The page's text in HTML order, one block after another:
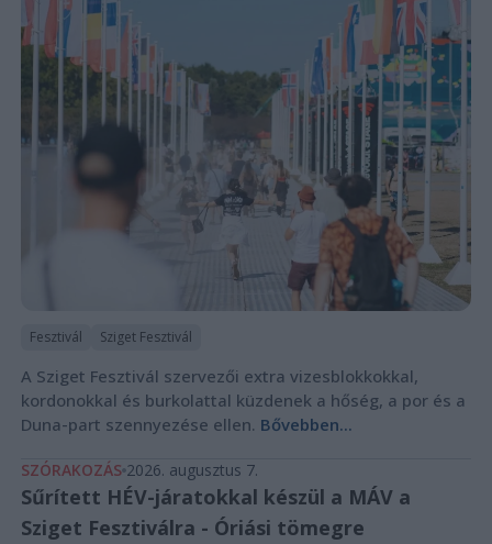
Fesztivál Sziget Fesztivál
A Sziget Fesztivál szervezői extra vizesblokkokkal,
kordonokkal és burkolattal küzdenek a hőség, a por és a
Duna-part szennyezése ellen. Bővebben...
SZÓRAKOZÁS 2026. augusztus 7.
Sűrített HÉV-járatokkal készül a MÁV a
Sziget Fesztiválra - Óriási tömegre